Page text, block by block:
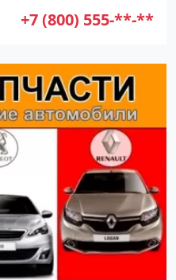
+7 (800) 555-**-**